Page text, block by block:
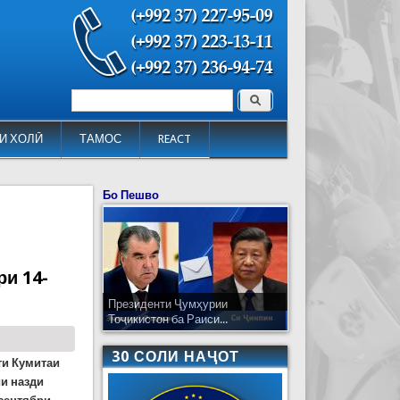
ХОЛӢ ТАМОС REACT
Форма поиска Поиск
14-
Кумитаи
назди
Бо Пешво
Президенти Ҷумҳурии
Тоҷикистон ба Раиси...
30 СОЛИ НАҶОТ